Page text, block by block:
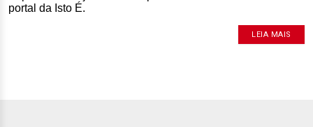
portal da Isto É.
LEIA MAIS